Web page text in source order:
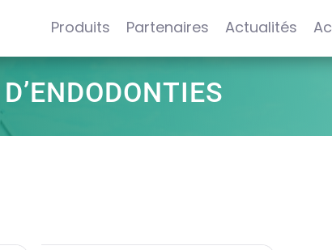
Produits Partenaires Actualités